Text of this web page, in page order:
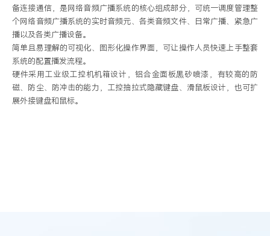
备连接通信，是网络音频广播系统的核心组成部分，可统一调度管理整
个网络音频广播系统的实时音频元、各类音频文件、日常广播、紧急广
播以及各类广播设备。
简单且易理解的可视化、图形化操作界面，可让操作人员快速上手整套
系统的配置播发流程。
硬件采用工业级工控机机箱设计，铝合金面板黒砂喷漆，有较高的防
磁、防尘、防冲击的能力，工控抽拉式隐藏键盘、滑鼠板设计，也可扩
展外接键盘和鼠标。